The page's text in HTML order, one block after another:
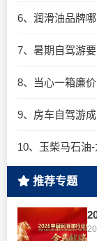
6、润滑油品牌
7、暑期自驾游要
8、当心一箱廉
9、房车自驾游
推荐专题